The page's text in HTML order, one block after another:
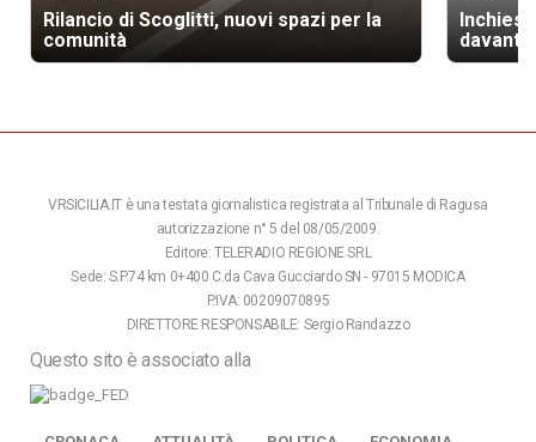
Rilancio di Scoglitti, nuovi spazi per la
comunità
davanti
VRSICILIA.IT è una testata giornalistica registrata al Tribunale di Ragusa
autorizzazione n° 5 del 08/05/2009.
Editore: TELERADIO REGIONE SRL
Sede: S.P.74 km 0+400 C.da Cava Gucciardo SN - 97015 MODICA
P.IVA: 00209070895
DIRETTORE RESPONSABILE: Sergio Randazzo
Questo sito è associato alla